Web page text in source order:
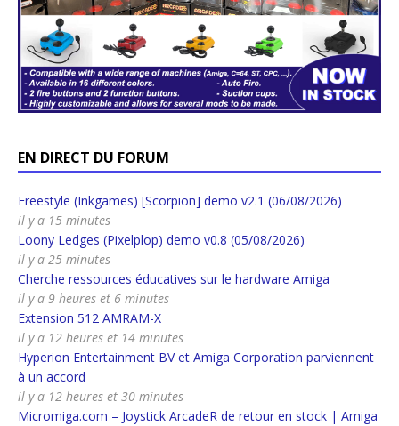
EN DIRECT DU FORUM
Freestyle (Inkgames) [Scorpion] demo v2.1 (06/08/2026)
il y a 15 minutes
Loony Ledges (Pixelplop) demo v0.8 (05/08/2026)
il y a 25 minutes
Cherche ressources éducatives sur le hardware Amiga
il y a 9 heures et 6 minutes
Extension 512 AMRAM-X
il y a 12 heures et 14 minutes
Hyperion Entertainment BV et Amiga Corporation parviennent
à un accord
il y a 12 heures et 30 minutes
Micromiga.com – Joystick ArcadeR de retour en stock | Amiga